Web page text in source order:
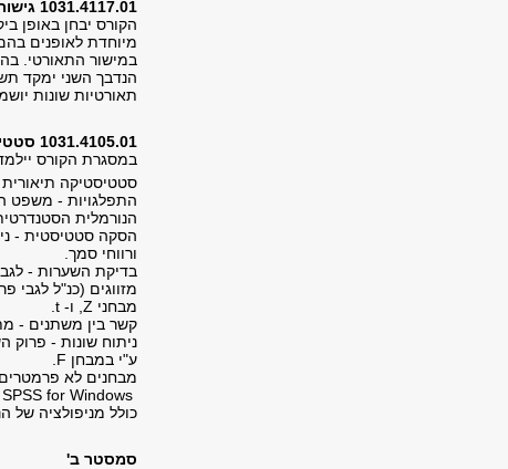
1031.4117.01 גישות ותיאוריות לתלמידי המסלול ללא עבודת גמר
הקורס יבחן באופן
מיוחדת לאופנים
במישור התאורטי.
הנדבך השני ימקד
תאורטיות שונות
1031.4105.01 סטטיסטיקה למתקדמים
במסגרת הקורס
סטטיסטיקה תיאורית
התפלגויות - משפט
הנורמלית
ורווחי סמך.
בדיקת השערות -
מזווגים (כנ"ל לגבי
מבחני Z, ו- t.
קשר בין משתנים -
ניתוח שונות - פרוק
ע"י במבחן F.
מבחנים לא פרמטרים
כולל מניפולציה של
סמסטר ב'